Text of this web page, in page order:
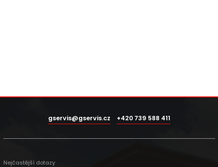
gservis@gservis.cz +420 739 588 411
Nejčastější dotazy